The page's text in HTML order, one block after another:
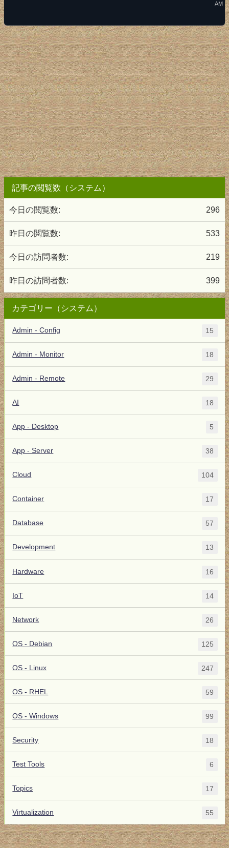
AM
記事の閲覧数（システム）
296
今日の閲覧数:
533
昨日の閲覧数:
219
今日の訪問者数:
399
昨日の訪問者数:
カテゴリー（システム）
Admin - Config 15
Admin - Monitor 18
Admin - Remote 29
AI 18
App - Desktop 5
App - Server 38
Cloud 104
Container 17
Database 57
Development 13
Hardware 16
IoT 14
Network 26
OS - Debian 125
OS - Linux 247
OS - RHEL 59
OS - Windows 99
Security 18
Test Tools 6
Topics 17
Virtualization 55